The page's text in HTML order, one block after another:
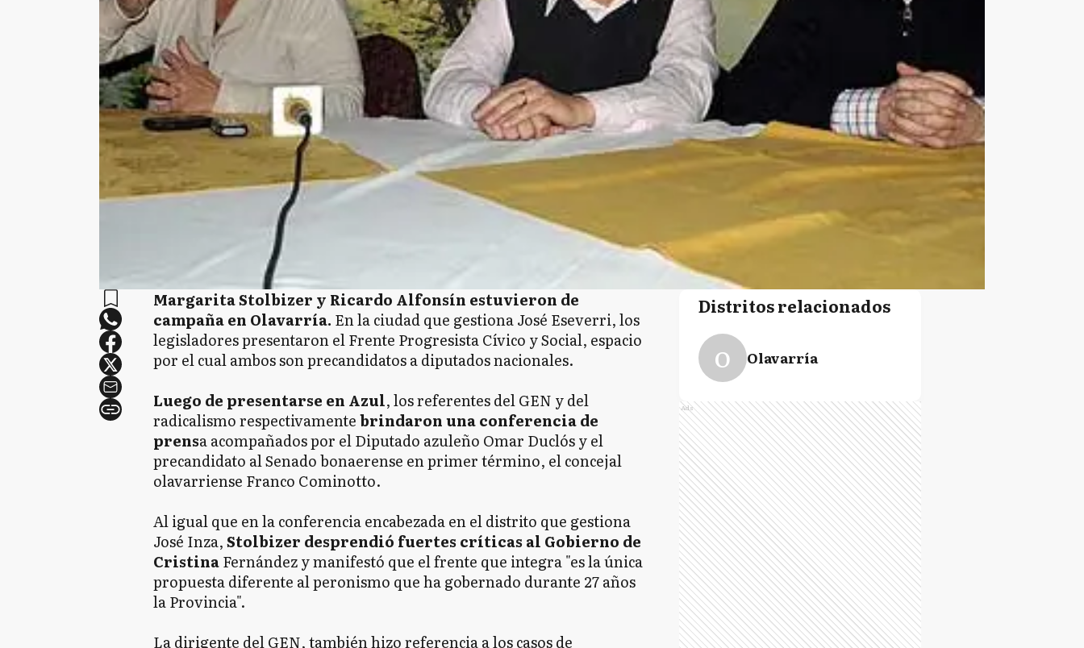
Margarita Stolbizer y Ricardo Alfonsín estuvieron de
campaña en Olavarría. En la ciudad que gestiona José Eseverri, los
legisladores presentaron el Frente Progresista Cívico y Social, espacio
por el cual ambos son precandidatos a diputados nacionales.
Luego de presentarse en Azul, los referentes del GEN y del
radicalismo respectivamentebrindaron una conferencia de
prensa acompañados por el Diputado azuleño Omar Duclós y el
precandidato al Senado bonaerense en primer término, el concejal
olavarriense Franco Cominotto.
Al igual que en la conferencia encabezada en el distrito que gestiona
José Inza,Stolbizer desprendió fuertes críticas al Gobierno de
CristinaFernández y manifestó que el frente que integra "es la única
propuesta diferente al peronismo que ha gobernado durante 27 años
la Provincia".
La dirigente del GEN, también hizo referencia a los casos de
Distritos relacionados
O Olavarría
Ads